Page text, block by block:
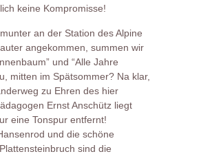
keine Kompromisse!
an der Station des Alpine
angekommen, summen wir
und “Alle Jahre
mitten im Spätsommer? Na klar,
zu Ehren des hier
Ernst Anschütz liegt
eine Tonspur entfernt!
und die schöne
sind die